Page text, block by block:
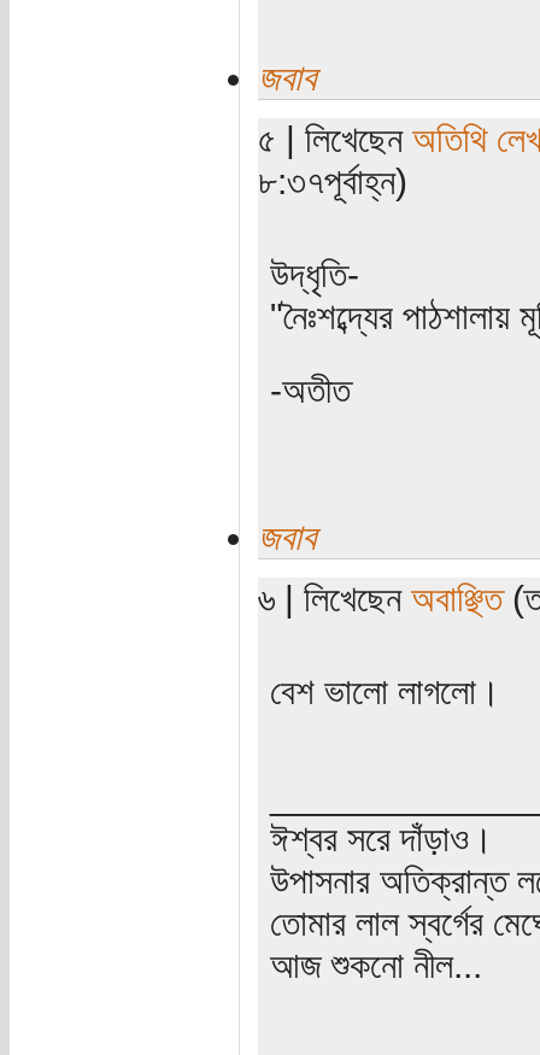
জবাব
৫ | লিখেছেন অতিথি
৮:৩৭পূর্বাহ্ন)
উদ্ধৃতি-
"নৈঃশব্দ্যের
-অতীত
জবাব
৬ | লিখেছেন অবাঞ্ছিত
বেশ ভালো লাগলো।
ঈশ্বর সরে দাঁড়াও।
উপাসনার অতিক্রান্ত
তোমার লাল স্বর্গের
আজ শুকনো নীল...